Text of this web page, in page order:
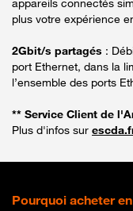
plus votre expérience
2Gbit/s partagés :
port Ethernet, dans la
l’ensemble des ports
** Service Client de
Plus d'infos sur
Pourquoi acheter